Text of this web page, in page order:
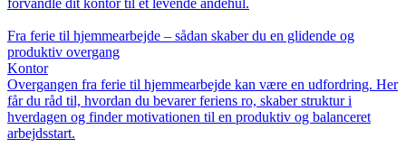
forvandle dit kontor til et levende åndehul.
Fra ferie til hjemmearbejde – sådan skaber du en glidende og
produktiv overgang
Kontor
Overgangen fra ferie til hjemmearbejde kan være en udfordring. Her
får du råd til, hvordan du bevarer feriens ro, skaber struktur i
hverdagen og finder motivationen til en produktiv og balanceret
arbejdsstart.